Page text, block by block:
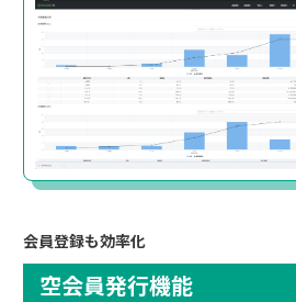
会員登録も効率化
空会員発行機能